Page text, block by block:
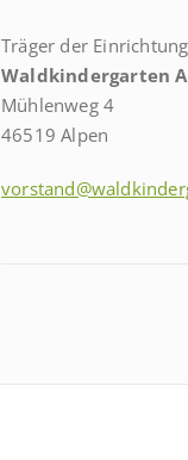
Träger der Einrichtung
Waldkindergarten
Mühlenweg 4
46519 Alpen